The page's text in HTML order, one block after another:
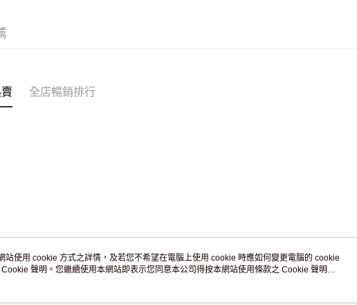
全店暢銷排行
關於我們 客戶服務
站使用 cookie 方式之詳情，及若您不希望在電腦上使用 cookie 時應如何變更電腦的 cookie
Cookie 聲明。您繼續使用本網站即表示您同意本公司得按本網站使用條款之 Cookie 聲明使